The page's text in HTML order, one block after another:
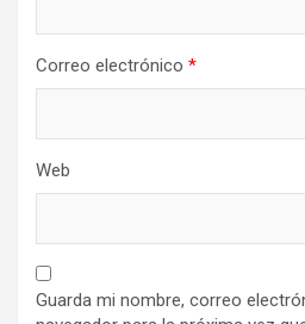
Correo electrónico *
Web
Guarda mi nombre, correo